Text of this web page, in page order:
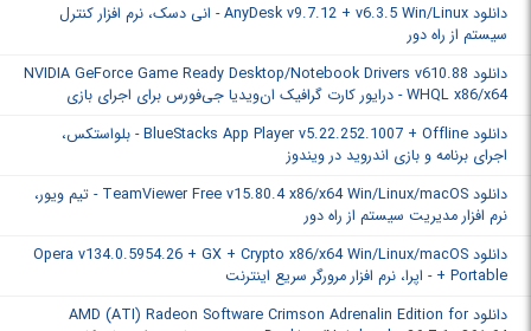
دانلود AnyDesk v9.7.12 + v6.3.5 Win/Linux - انی دسک، نرم افزار کنترل
سیستم از راه دور
دانلود NVIDIA GeForce Game Ready Desktop/Notebook Drivers v610.88
WHQL x86/x64 - درایور کارت گرافیک ان‌ویدیا جی‌فورس برای اجرای بازی
دانلود BlueStacks App Player v5.22.252.1007 + Offline - بلواستکس،
اجرای برنامه‌ و بازی‌ اندروید در ویندوز
دانلود TeamViewer Free v15.80.4 x86/x64 Win/Linux/macOS - تیم ویور،
نرم افزار مدیریت سیستم از راه دور
دانلود Opera v134.0.5954.26 + GX + Crypto x86/x64 Win/Linux/macOS
+ Portable - اپرا، نرم افزار مرورگر سریع اینترنت
دانلود AMD (ATI) Radeon Software Crimson Adrenalin Edition for